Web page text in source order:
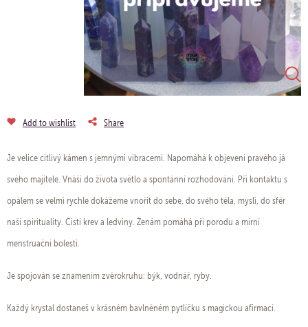
Add to wishlist Share
Je velice citlivý kámen s jemnými vibracemi. Napomáhá k objevení pravého já
svého majitele. Vnáší do života světlo a spontánní rozhodování. Při kontaktu s
opálem se velmi rychle dokážeme vnořit do sebe, do svého těla, mysli, do sfér
naší spirituality. Čistí krev a ledviny. Ženám pomáhá při porodu a mírní
menstruační bolesti.
Je spojován se znamením zvěrokruhu: býk, vodnář, ryby.
Každý krystal dostaneš v krásném bavlněném pytlíčku s magickou afirmací.